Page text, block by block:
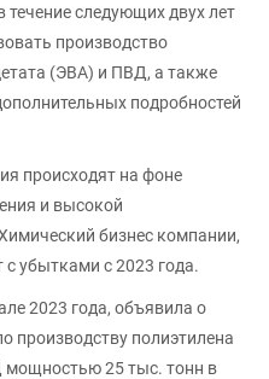
течение следующих двух лет
производство
(ЭВА) и ПВД, а также
подробностей
происходят на фоне
и высокой
бизнес компании,
убытками с 2023 года.
2023 года, объявила о
производству полиэтилена
25 тыс. тонн в